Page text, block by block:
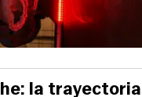
la trayectoria